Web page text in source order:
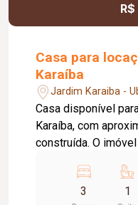
Casa para
Karaíba
Jardim Karaiba -
Casa disponível
Karaíba, com
construída. O
01 suíte, banheiro
americana
3 1